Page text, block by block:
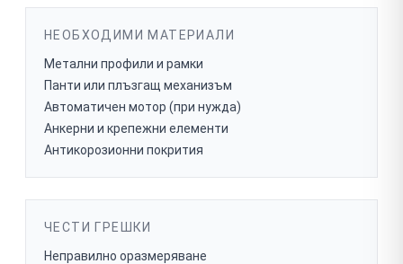
НЕОБХОДИМИ МАТЕРИАЛИ
Метални профили и рамки
Панти или плъзгащ механизъм
Автоматичен мотор (при нужда)
Анкерни и крепежни елементи
Антикорозионни покрития
ЧЕСТИ ГРЕШКИ
Неправилно оразмеряване